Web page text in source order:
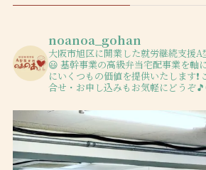
noanoa_gohan
大阪市旭区に開業した就労継続支援A
😃 基幹事業の高級弁当宅配事業を軸
にいくつもの価値を提供いたします❗️
合せ・お申し込みもお気軽にどうぞ